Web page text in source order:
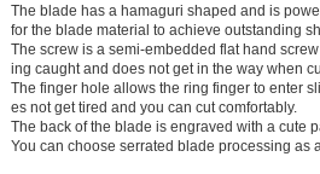
The blade has a hamaguri shaped and is
for the blade material to achieve outstanding
The screw is a semi-embedded flat hand
ing caught and does not get in the way when
The finger hole allows the ring finger to enter
es not get tired and you can cut comfortably.
The back of the blade is engraved with a cute
You can choose serrated blade processing as